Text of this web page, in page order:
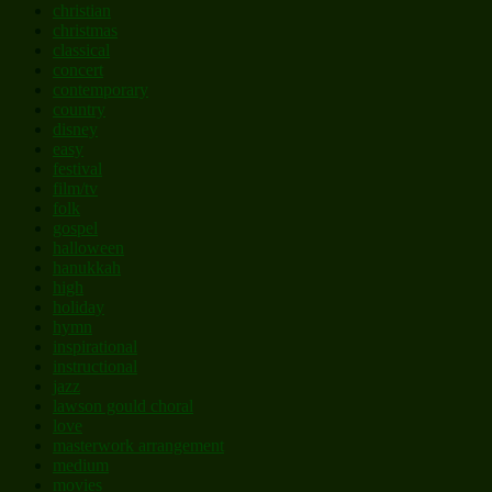
christian
christmas
classical
concert
contemporary
country
disney
easy
festival
film/tv
folk
gospel
halloween
hanukkah
high
holiday
hymn
inspirational
instructional
jazz
lawson gould choral
love
masterwork arrangement
medium
movies